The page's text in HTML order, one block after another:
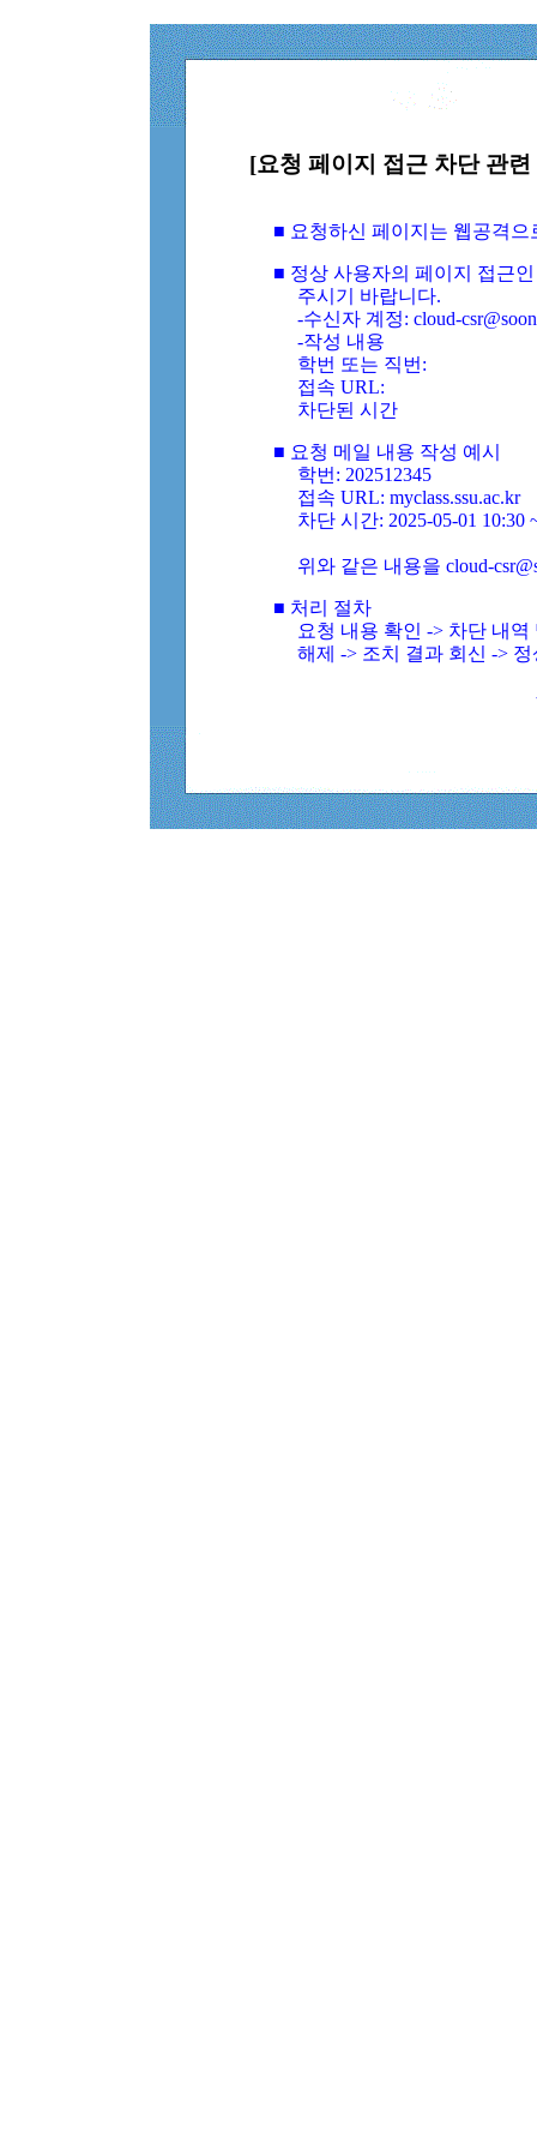
[요청 페이지 접근 차단 관
■ 요청하신 페이지는 웹공격
■ 정상 사용자의 페이지 접근
주시기 바랍니다.
-수신자 계정: cloud-
-작성 내용
학번 또는 직번:
접속 URL:
차단된 시간
■ 요청 메일 내용 작성 예시
학번: 202512345
접속 URL: myclass.ssu.ac.kr
차단 시간: 2025-05-01 10:30
위와 같은 내용을 cloud-
■ 처리 절차
요청 내용 확인 -> 차단 내
해제 -> 조치 결과 회신 ->